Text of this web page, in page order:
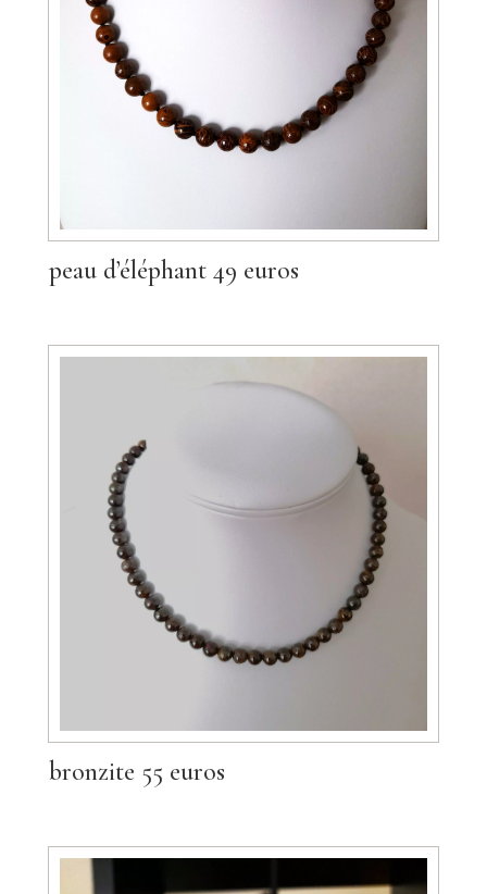
peau d’éléphant 49 euros
bronzite 55 euros